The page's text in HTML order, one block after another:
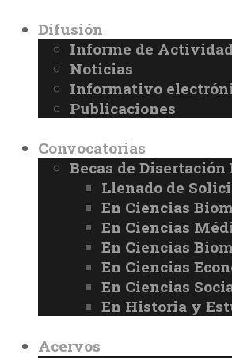
Difusión
Informe de
Noticias
Informativo
Publicaciones
Convocatorias
Becas de Disertación
Llenado de
En Ciencias
En Ciencias
En Ciencias
En Ciencias
En Ciencias
En Historia y
Acervos